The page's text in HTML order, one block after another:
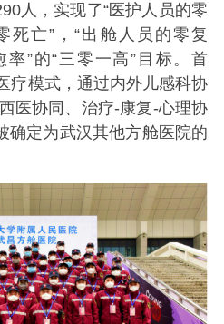
人，实现了“医护人员的零
死亡”，“出舱人员的零复
率”的“三零一高”目标。首
疗模式，通过内外儿感科协
医协同、治疗-康复-心理协
确定为武汉其他方舱医院的